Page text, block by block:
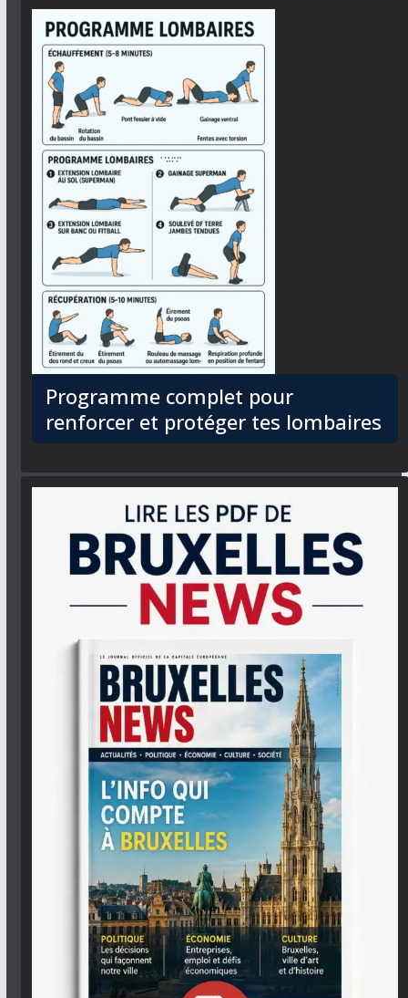
Programme complet pour
renforcer et protéger tes lombaires